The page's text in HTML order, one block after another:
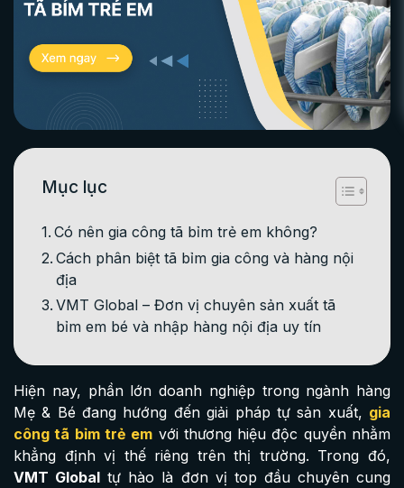
Mục lục
Có nên gia công tã bỉm trẻ em không?
Cách phân biệt tã bỉm gia công và hàng nội
địa
VMT Global – Đơn vị chuyên sản xuất tã
bỉm em bé và nhập hàng nội địa uy tín
Hiện nay, phần lớn doanh nghiệp trong ngành hàng
Mẹ & Bé đang hướng đến giải pháp tự sản xuất, gia
công tã bỉm trẻ em với thương hiệu độc quyền nhằm
khẳng định vị thế riêng trên thị trường. Trong đó,
VMT Global tự hào là đơn vị top đầu chuyên cung